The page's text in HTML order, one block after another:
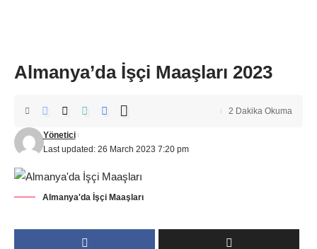
Almanya’da İşçi Maaşları 2023
Last updated: 26 March 2023 7:20 pm
Yönetici
2 Dakika Okuma
Almanya'da İşçi Maaşları